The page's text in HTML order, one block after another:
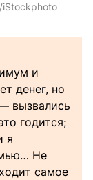
iStockphoto
и
денег, но
вызвались
годится;
я
Не
самое